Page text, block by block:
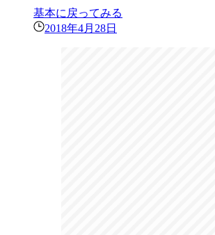
基本に戻ってみる
2018年4月28日